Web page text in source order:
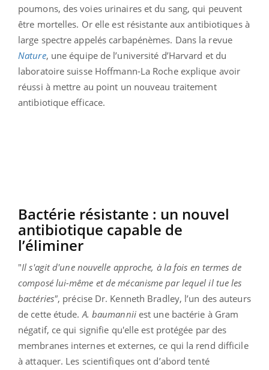
poumons, des voies urinaires et du sang, qui peuvent
être mortelles. Or elle est résistante aux antibiotiques à
large spectre appelés carbapénèmes. Dans la revue
Nature, une équipe de l’université d’Harvard et du
laboratoire suisse Hoffmann-La Roche explique avoir
réussi à mettre au point un nouveau traitement
antibiotique efficace.
Bactérie résistante : un nouvel
antibiotique capable de
l’éliminer
"Il s'agit d'une nouvelle approche, à la fois en termes de
composé lui-même et de mécanisme par lequel il tue les
bactéries", précise Dr. Kenneth Bradley, l’un des auteurs
de cette étude.A. baumanniiest une bactérie à Gram
négatif, ce qui signifie qu'elle est protégée par des
membranes internes et externes, ce qui la rend difficile
à attaquer. Les scientifiques ont d’abord tenté